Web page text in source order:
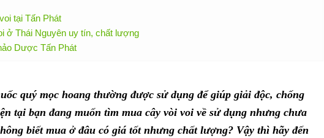
tại Tấn Phát
ở Thái Nguyên uy tín, chất lượng
Dược Tấn Phát
quý mọc hoang thường được sử dụng để giúp giải độc, chống
tại bạn đang muốn tìm mua cây vòi voi về sử dụng nhưng chưa
biết mua ở đâu có giá tốt nhưng chất lượng? Vậy thì hãy đến